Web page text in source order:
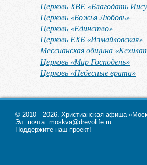
Церковь ХВЕ «Благодать
Церковь «Божья Любовь»
Церковь «Единство»
Церковь ЕХБ «Измайловская»
Мессианская община
Церковь «Мир Господень»
Церковь «Небесные врата»
© 2010—2026. Христианская афиша
Эл. почта: moskva@drevolife.ru
Поддержите наш проект!